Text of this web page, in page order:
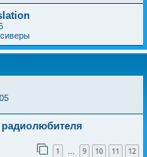
радиолюбителя
1 … 9 10 11 12